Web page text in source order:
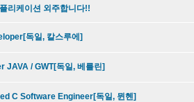
리케이션 외주합니다!!
독일, 칼스루에]
JAVA / GWT[독일, 베를린]
C Software Engineer[독일, 뮌헨]